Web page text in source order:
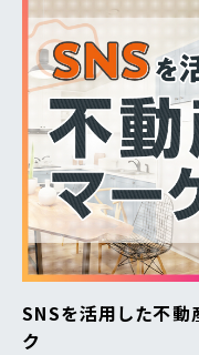
SNSを活用した不動
ク